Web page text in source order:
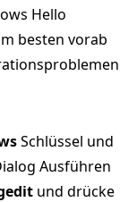
Hello
besten vorab
Schlüssel und
Ausführen
und drücke